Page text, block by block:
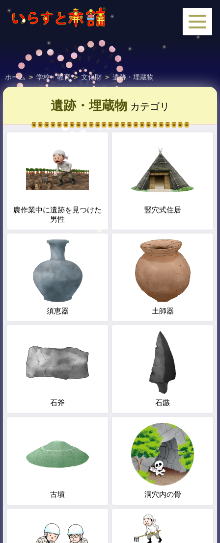
ホーム > 学校・教育 > 文化財 > 遺跡・埋蔵物
遺跡・埋蔵物 カテゴリ
農作業中に遺跡を見つけた
男性
竪穴式住居
須恵器 土師器
石斧 石鏃
古墳 洞穴内の骨